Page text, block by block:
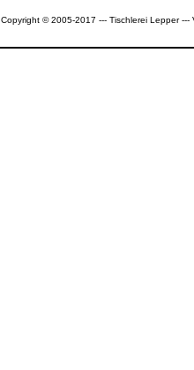
Copyright © 2005-2017 --- Tischlerei Lepper